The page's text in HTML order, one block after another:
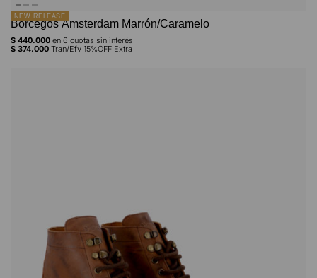
NEW RELEASE
Borcegos Ámsterdam Marrón/Caramelo
$ 440.000 en 6 cuotas sin interés
$ 374.000 Tran/Efv 15%OFF Extra